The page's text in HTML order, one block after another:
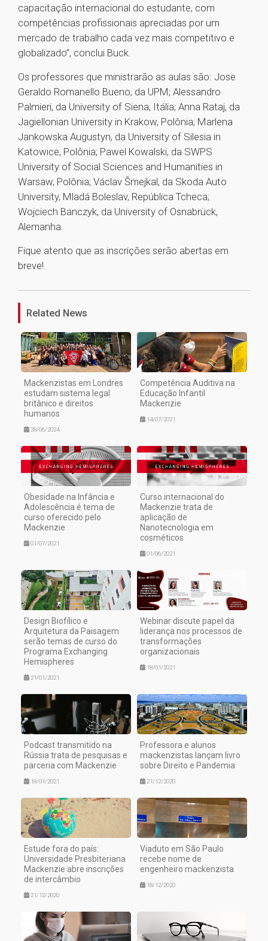
capacitação internacional do estudante, com
competências profissionais apreciadas por um
mercado de trabalho cada vez mais competitivo e
globalizado”, conclui Buck.
Os professores que ministrarão as aulas são: Jose
Geraldo Romanello Bueno, da UPM; Alessandro
Palmieri, da University of Siena, Itália; Anna Rataj, da
Jagiellonian University in Krakow, Polônia; Marlena
Jankowska Augustyn, da University of Silesia in
Katowice, Polônia; Pawel Kowalski, da SWPS
University of Social Sciences and Humanities in
Warsaw, Polônia; Václav Šmejkal, da Skoda Auto
University, Mladá Boleslav, República Tcheca;
Wojciech Banczyk, da University of Osnabrück,
Alemanha.
Fique atento que as inscrições serão abertas em
breve!
Related News
Mackenzistas em Londres
estudam sistema legal
britânico e direitos
humanos
28/06/2024
Competência Auditiva na
Educação Infantil
Mackenzie
14/07/2021
Obesidade na Infância e
Adolescência é tema de
curso oferecido pelo
Mackenzie
01/07/2021
Curso internacional do
Mackenzie trata de
aplicação de
Nanotecnologia em
cosméticos
01/06/2021
Design Biofílico e
Arquitetura da Paisagem
serão temas de curso do
Programa Exchanging
Hemispheres
21/01/2021
Webinar discute papel da
liderança nos processos de
transformações
organizacionais
18/01/2021
Podcast transmitido na
Rússia trata de pesquisas e
parceria com Mackenzie
18/01/2021
Professora e alunos
mackenzistas lançam livro
sobre Direito e Pandemia
21/12/2020
Estude fora do país:
Universidade Presbiteriana
Mackenzie abre inscrições
de intercâmbio
21/12/2020
Viaduto em São Paulo
recebe nome de
engenheiro mackenzista
18/12/2020